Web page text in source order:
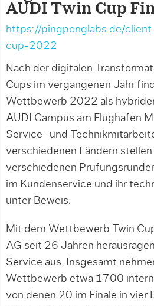
AUDI Twin Cup
https://pingponglabs.de/
cup-2022
Nach der digitalen
Cups im vergangenen Jahr
Wettbewerb 2022 als
AUDI Campus am Flughafen
Service- und
verschiedenen Ländern stellen
verschiedenen
im Kundenservice und ihr
unter Beweis.
Mit dem Wettbewerb Twin
AG seit 26 Jahren
Service aus. Insgesamt
Wettbewerb etwa 1700
von denen 20 im Finale in vier